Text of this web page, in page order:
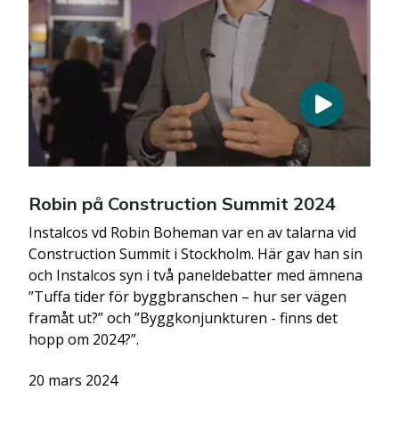
Robin på Construction Summit 2024
Instalcos vd Robin Boheman var en av talarna vid
Construction Summit i Stockholm. Här gav han sin
och Instalcos syn i två paneldebatter med ämnena
”Tuffa tider för byggbranschen – hur ser vägen
framåt ut?” och ”Byggkonjunkturen - finns det
hopp om 2024?”.
20 mars 2024